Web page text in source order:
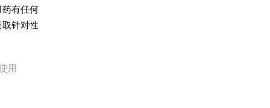
有任何
针对性
用